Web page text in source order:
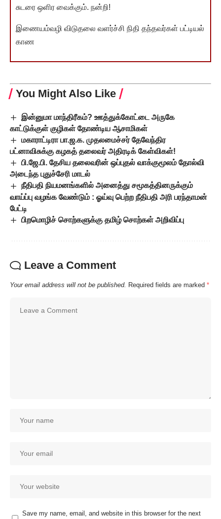
சுடரை ஒளிர வைக்கும். நன்றி!
இணையம்வழி விடுதலை வளர்ச்சி நிதி தந்தவர்கள் பட்டியல்
காண
You Might Also Like
இன்னுமா மாந்திரீகம்? ஊத்துக்கோட்டை அருகே
காட்டுக்குள் குழிகள் தோண்டிய ஆசாமிகள்
மகாராட்டிரா பா.ஜ.க. முதலமைச்சர் தேவேந்திர
பட்னாவிசுக்கு கழகத் தலைவர் அதிரடிக் கேள்விகள்!
பி.ஜே.பி. தேசிய தலைவரின் ஒப்புதல் வாக்குமூலம் தோல்வி
அடைந்த புதுச்சேரி மாடல்
நீதிபதி நியமனங்களில் அனைத்து சமூகத்தினருக்கும்
வாய்ப்பு வழங்க வேண்டும் : ஓய்வு பெற்ற நீதிபதி அரி பரந்தாமன்
பேட்டி
பிறமொழிச் சொற்களுக்கு தமிழ் சொற்கள் அறிவிப்பு
Leave a Comment
Your email address will not be published. Required fields are marked *
Save my name, email, and website in this browser for the next